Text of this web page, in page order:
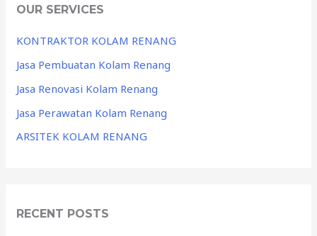
OUR SERVICES
KONTRAKTOR KOLAM RENANG
Jasa Pembuatan Kolam Renang
Jasa Renovasi Kolam Renang
Jasa Perawatan Kolam Renang
ARSITEK KOLAM RENANG
RECENT POSTS